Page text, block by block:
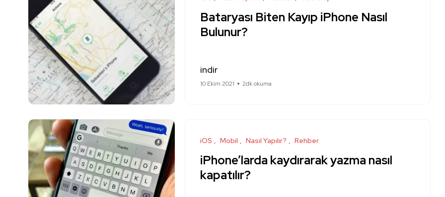
Bataryası Biten Kayıp iPhone Nasıl
Bulunur?
indir
10 Ekim 2021 2dk okuma
iOS Mobil Nasıl Yapılır? Rehber
iPhone’larda kaydırarak yazma nasıl
kapatılır?